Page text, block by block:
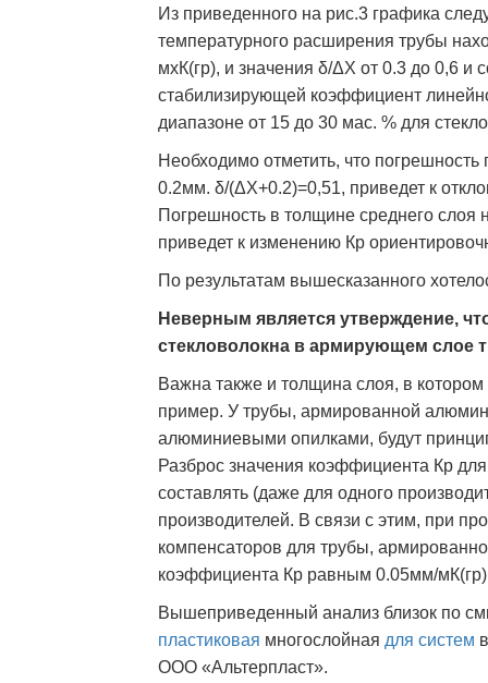
Из приведенного на рис.3 графика
температурного расширения трубы
мхК(гр), и значения δ/ΔХ от 0.3 до 0,6 и
стабилизирующей коэффициент
диапазоне от 15 до 30 мас. % для
Необходимо отметить, что
0.2мм. δ/(ΔХ+0.2)=0,51, приведет к
Погрешность в толщине среднего
приведет к изменению Кр
По результатам вышесказанного
Неверным является утверждение,
стекловолокна в армирующем слое
Важна также и толщина слоя, в
пример. У трубы, армированной
алюминиевыми опилками, будут
Разброс значения коэффициента Кр
составлять (даже для одного
производителей. В связи с этим, при
компенсаторов для трубы,
коэффициента Кр равным 0.05мм/
Вышеприведенный анализ близок по
пластиковая многослойная для систем
ООО «Альтерпласт».